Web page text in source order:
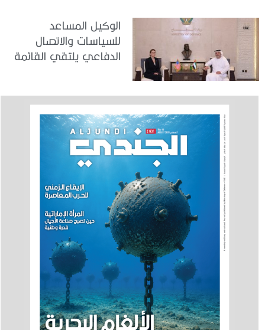
الوكيل المساعد
للسياسات والاتصال
الدفاعي يلتقي القائمة